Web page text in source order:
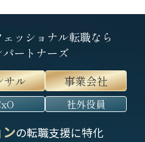
ッショナル転職なら
ートナーズ
サル 事業会社
社外役員
の転職支援に特化